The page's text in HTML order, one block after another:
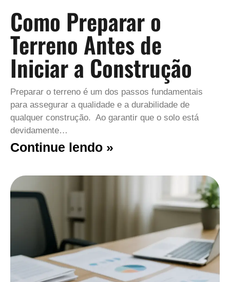
Como Preparar o
Terreno Antes de
Iniciar a Construção
Preparar o terreno é um dos passos fundamentais
para assegurar a qualidade e a durabilidade de
qualquer construção. Ao garantir que o solo está
devidamente…
Continue lendo »